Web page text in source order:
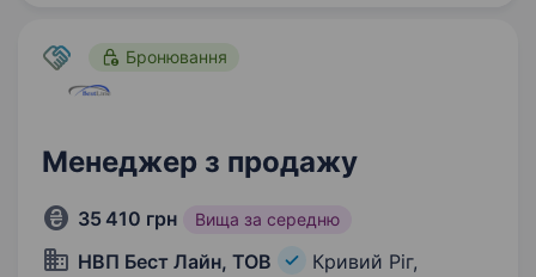
Бронювання
Менеджер з продажу
35 410 грн Вища за середню
НВП Бест Лайн, ТОВ
Кривий Ріг,